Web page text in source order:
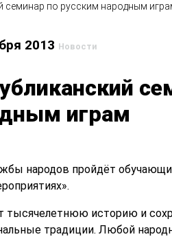
семинар по русским народным
2013 Новости
играм
народов пройдёт
историю и
традиции. Любой